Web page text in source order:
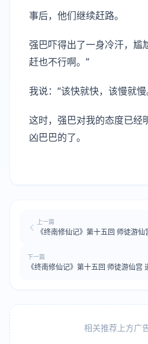
事后，他们继续赶路。
强巴吓得出了一身冷汗，尴
赶也不行啊。”
我说：“该快就快，该慢就慢
这时，强巴对我的态度已经
凶巴巴的了。
上一篇
《终南修仙记》第十五回 师徒游仙
下一篇
《终南修仙记》第十五回 师徒游仙宫
相关推荐上方广